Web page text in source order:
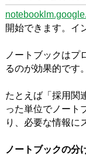
開始できます。イ
ノートブックはプ
るのが効果的です。
たとえば「採用関
った単位でノート
り、必要な情報に
ノートブックの分